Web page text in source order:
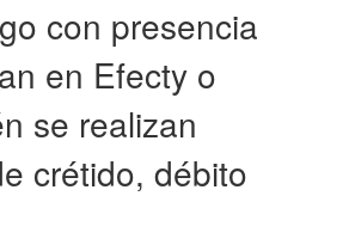
con presencia
en Efecty o
se realizan
crétido, débito